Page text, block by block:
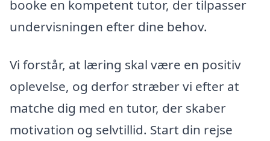
booke en kompetent tutor, der tilpasser
undervisningen efter dine behov.
Vi forstår, at læring skal være en positiv
oplevelse, og derfor stræber vi efter at
matche dig med en tutor, der skaber
motivation og selvtillid. Start din rejse